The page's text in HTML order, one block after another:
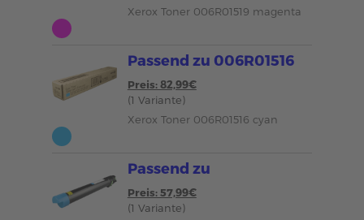
Xerox Toner 006R01519 magenta
Passend zu 006R01516
Preis: 82,99€
(1 Variante)
Xerox Toner 006R01516 cyan
Passend zu
Preis: 57,99€
(1 Variante)